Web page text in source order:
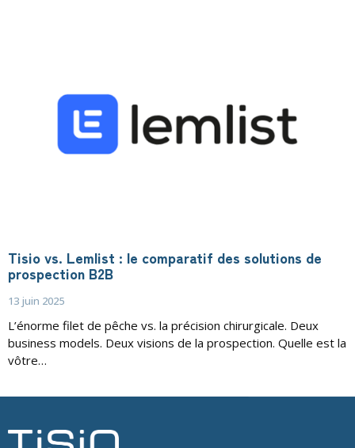
Tisio vs. Lemlist : le comparatif des solutions de
prospection B2B
13 juin 2025
L’énorme filet de pêche vs. la précision chirurgicale. Deux
business models. Deux visions de la prospection. Quelle est la
vôtre…